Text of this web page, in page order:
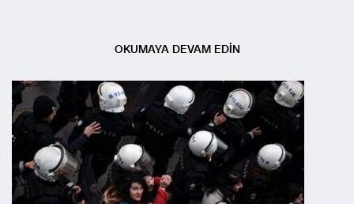
OKUMAYA DEVAM EDİN